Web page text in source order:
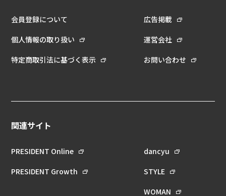
会員登録について
個人情報の取り扱い
特定商取引法に基づく表示
広告掲載
運営会社
お問い合わせ
関連サイト
PRESIDENT Online
PRESIDENT Growth
dancyu
STYLE
WOMAN